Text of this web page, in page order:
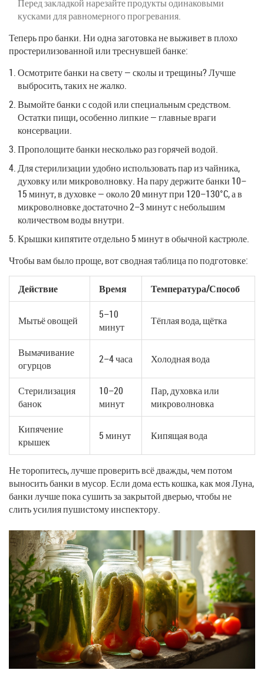
Перед закладкой нарезайте продукты одинаковыми
кусками для равномерного прогревания.
Теперь про банки. Ни одна заготовка не выживет в плохо
простерилизованной или треснувшей банке:
Осмотрите банки на свету — сколы и трещины? Лучше
выбросить, таких не жалко.
Вымойте банки с содой или специальным средством.
Остатки пищи, особенно липкие — главные враги
консервации.
Прополощите банки несколько раз горячей водой.
Для стерилизации удобно использовать пар из чайника,
духовку или микроволновку. На пару держите банки 10–
15 минут, в духовке — около 20 минут при 120–130°C, а в
микроволновке достаточно 2–3 минут с небольшим
количеством воды внутри.
Крышки кипятите отдельно 5 минут в обычной кастрюле.
Чтобы вам было проще, вот сводная таблица по подготовке:
Действие Время Температура/Способ
Мытьё овощей
5–10
минут
Тёплая вода, щётка
Вымачивание
огурцов
2–4 часа Холодная вода
Стерилизация
банок
10–20
минут
Пар, духовка или
микроволновка
Кипячение
крышек
5 минут Кипящая вода
Не торопитесь, лучше проверить всё дважды, чем потом
выносить банки в мусор. Если дома есть кошка, как моя Луна,
банки лучше пока сушить за закрытой дверью, чтобы не
слить усилия пушистому инспектору.